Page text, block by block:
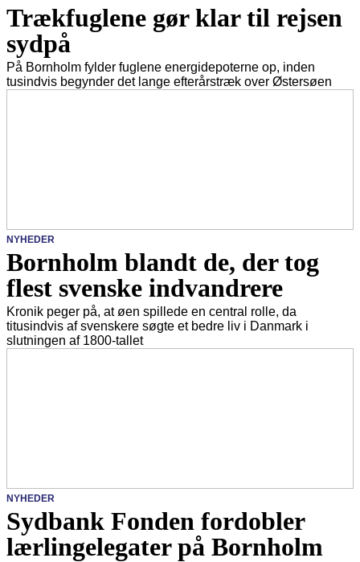
Trækfuglene gør klar til rejsen
sydpå
På Bornholm fylder fuglene energidepoterne op, inden
tusindvis begynder det lange efterårstræk over Østersøen
NYHEDER
Bornholm blandt de, der tog
flest svenske indvandrere
Kronik peger på, at øen spillede en central rolle, da
titusindvis af svenskere søgte et bedre liv i Danmark i
slutningen af 1800-tallet
NYHEDER
Sydbank Fonden fordobler
lærlingelegater på Bornholm